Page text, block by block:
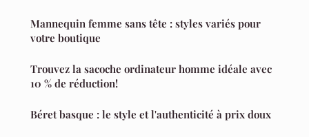
Mannequin femme sans tête : styles variés pour
votre boutique
Trouvez la sacoche ordinateur homme idéale avec
10 % de réduction!
Béret basque : le style et l'authenticité à prix doux